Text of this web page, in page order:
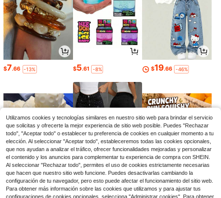
$7.66 -13% $5.61 -8% $19.66 -46%
$7.13 -23% $21.75 -17% $6.56 -26%
Utilizamos cookies y tecnologías similares en nuestro sitio web para brindar el servicio
que solicitas y ofrecerte la mejor experiencia de sitio web posible. Puedes "Rechazar
todo", "Aceptar todo" o establecer tu preferencia de cookies en cualquier momento a tu
elección. Al seleccionar "Aceptar todo", estableceremos todas las cookies opcionales,
que nos ayudan a analizar el tráfico, ofrecer funcionalidades mejoradas y personalizar
el contenido y los anuncios para complementar tu experiencia de compra con SHEIN.
Al seleccionar "Rechazar todo", permites el uso de cookies estrictamente necesarias
que hacen que nuestro sitio web funcione. Puedes desactivarlas cambiando la
configuración de tu navegador, pero esto puede afectar el funcionamiento del sitio web.
Para obtener más información sobre las cookies que utilizamos y para ajustar tus
configuraciones de cookies opcionales, selecciona "Administrar cookies". Para obtener